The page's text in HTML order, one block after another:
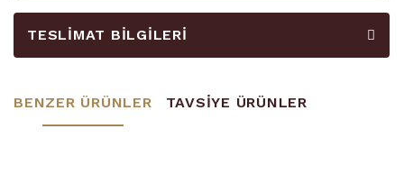
TESLIMAT BILGILERI
BENZER ÜRÜNLER TAVSİYE ÜRÜNLER